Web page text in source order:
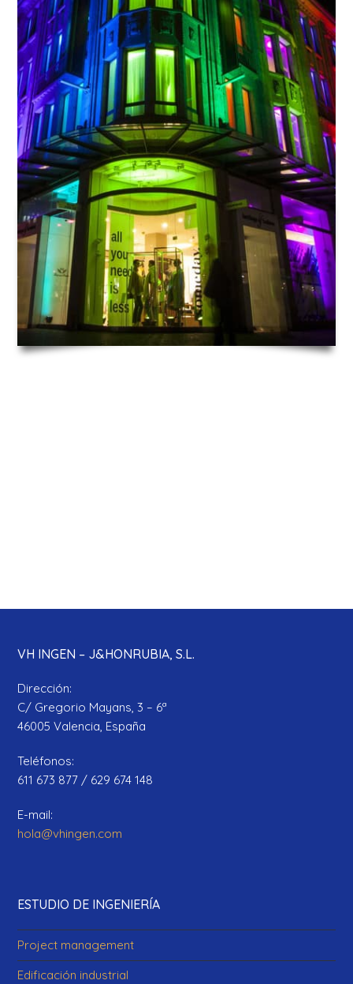
VH INGEN – J&HONRUBIA, S.L.
Dirección:
C/ Gregorio Mayans, 3 – 6ª
46005 Valencia, España
Teléfonos:
611 673 877 / 629 674 148
E-mail:
hola@vhingen.com
ESTUDIO DE INGENIERÍA
Project management
Edificación industrial